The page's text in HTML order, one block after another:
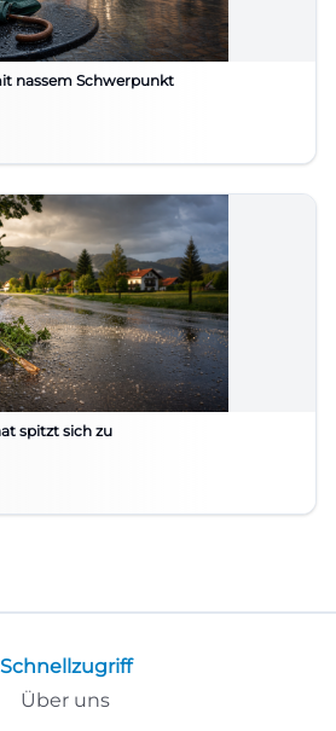
nassem Schwerpunkt
spitzt sich zu
Schnellzugriff
Über uns